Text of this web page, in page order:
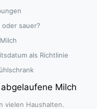
sauer?
als Richtlinie
Milch
vielen Haushalten.